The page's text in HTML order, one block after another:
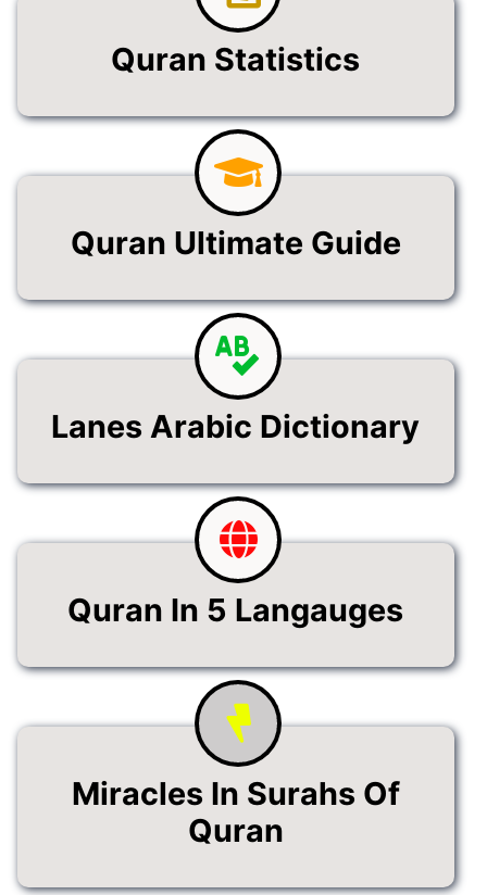
Quran Statistics
Quran Ultimate Guide
Lanes Arabic Dictionary
Quran In 5 Langauges
Miracles In Surahs Of
Quran